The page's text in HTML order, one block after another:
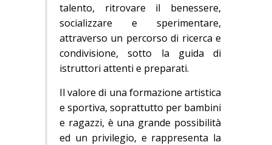
talento, ritrovare il benessere,
socializzare e sperimentare,
attraverso un percorso di ricerca e
condivisione, sotto la guida di
istruttori attenti e preparati.
Il valore di una formazione artistica
e sportiva, soprattutto per bambini
e ragazzi, è una grande possibilità
ed un privilegio, e rappresenta la